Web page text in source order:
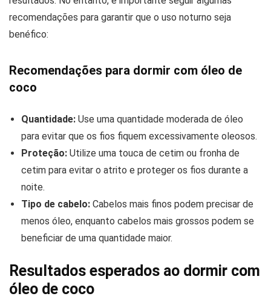
recomendações para garantir que o uso noturno seja
benéfico:
Recomendações para dormir com óleo de
coco
Quantidade: Use uma quantidade moderada de óleo
para evitar que os fios fiquem excessivamente oleosos.
Proteção: Utilize uma touca de cetim ou fronha de
cetim para evitar o atrito e proteger os fios durante a
noite.
Tipo de cabelo: Cabelos mais finos podem precisar de
menos óleo, enquanto cabelos mais grossos podem se
beneficiar de uma quantidade maior.
Resultados esperados ao dormir com
óleo de coco